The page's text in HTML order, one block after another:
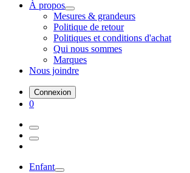
À propos
Mesures & grandeurs
Politique de retour
Politiques et conditions d'achat
Qui nous sommes
Marques
Nous joindre
Connexion
0
Enfant